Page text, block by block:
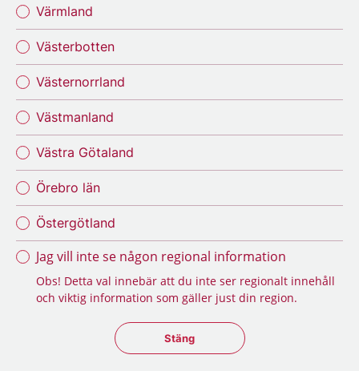
Värmland
Västerbotten
Västernorrland
Västmanland
Västra Götaland
Örebro län
Östergötland
Jag vill inte se någon regional information
Obs! Detta val innebär att du inte ser regionalt innehåll
och viktig information som gäller just din region.
Stäng regionsväljaren
Stäng